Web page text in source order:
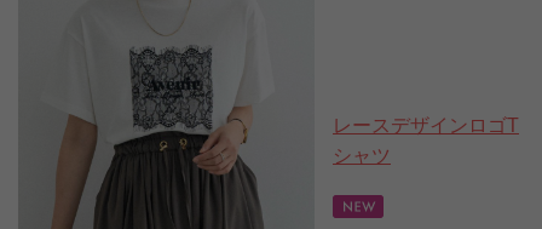
レースデザインロゴT
シャツ